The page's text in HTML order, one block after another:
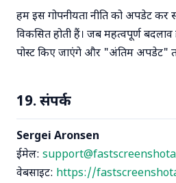
हम इस गोपनीयता नीति को अपडेट
विकसित होती हैं। जब महत्वपूर्ण
पोस्ट किए जाएंगे और "अंतिम अपडेट"
19. संपर्क
Sergei Aronsen
ईमेल:
वेबसाइट: https://